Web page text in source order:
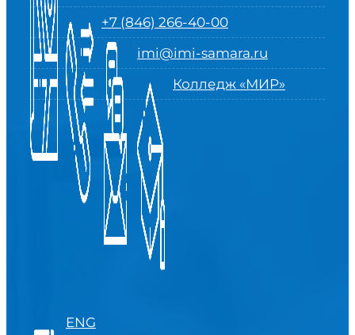
+7 (846) 266-40-00
imi@imi-samara.ru
Колледж «МИР»
ENG